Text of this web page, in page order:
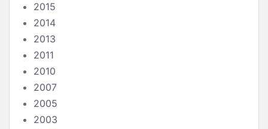
2015
2014
2013
2011
2010
2007
2005
2003